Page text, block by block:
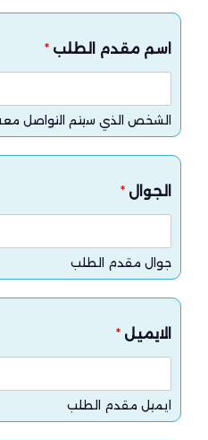
اسم مقدم الطلب *
الشخص الذي سيتم التواصل
الجوال *
جوال مقدم الطلب
الايميل *
ايميل مقدم الطلب